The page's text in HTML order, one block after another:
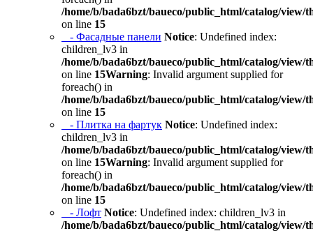
/home/b/bada6bzt/baueco/public_html/catalog/view/
on line 15
- Фасадные панели Notice: Undefined index:
children_lv3 in
/home/b/bada6bzt/baueco/public_html/catalog/view/
on line 15Warning: Invalid argument supplied for
foreach() in
/home/b/bada6bzt/baueco/public_html/catalog/view/
on line 15
- Плитка на фартук Notice: Undefined index:
children_lv3 in
/home/b/bada6bzt/baueco/public_html/catalog/view/
on line 15Warning: Invalid argument supplied for
foreach() in
/home/b/bada6bzt/baueco/public_html/catalog/view/
on line 15
- Лофт Notice: Undefined index: children_lv3 in
/home/b/bada6bzt/baueco/public_html/catalog/view/